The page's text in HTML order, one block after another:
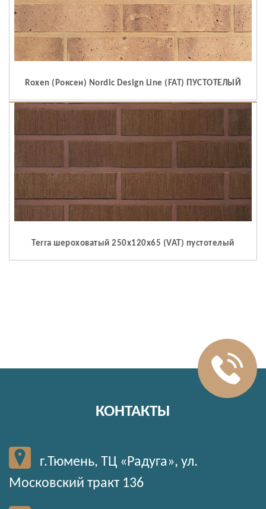
Roxen (Роксен) Nordic Design Line (FAT) ПУСТОТЕЛЫЙ
Terra шероховатый 250x120x65 (VAT) пустотелый
КОНТАКТЫ
г.Тюмень, ТЦ «Радуга», ул.
Московский тракт 136